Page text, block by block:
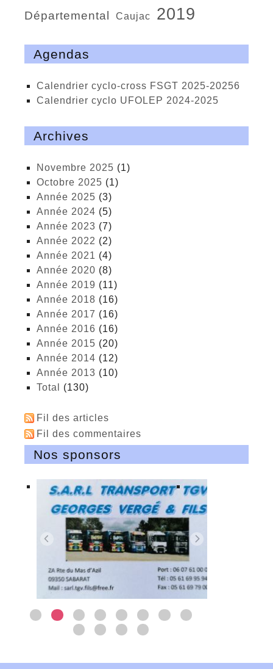
départemental Caujac 2019
Agendas
calendrier cyclo-cross FSGT 2025-20256
calendrier cyclo UFOLEP 2024-2025
Archives
novembre 2025 (1)
octobre 2025 (1)
année 2025 (3)
année 2024 (5)
année 2023 (7)
année 2022 (2)
année 2021 (4)
année 2020 (8)
année 2019 (11)
année 2018 (16)
année 2017 (16)
année 2016 (16)
année 2015 (20)
année 2014 (12)
année 2013 (10)
total (130)
Fil des articles
Fil des commentaires
Nos sponsors